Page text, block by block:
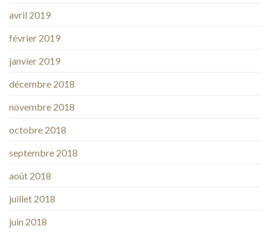
avril 2019
février 2019
janvier 2019
décembre 2018
novembre 2018
octobre 2018
septembre 2018
août 2018
juillet 2018
juin 2018